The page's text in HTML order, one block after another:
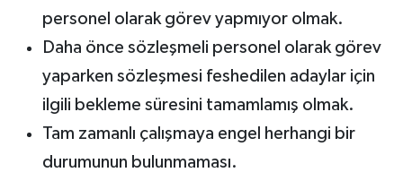
personel olarak görev yapmıyor olmak.
Daha önce sözleşmeli personel olarak görev
yaparken sözleşmesi feshedilen adaylar için
ilgili bekleme süresini tamamlamış olmak.
Tam zamanlı çalışmaya engel herhangi bir
durumunun bulunmaması.